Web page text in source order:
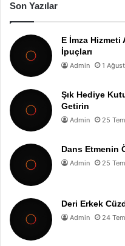
Son Yazılar
E İmza Hizmeti
İpuçları
Admin 1
Şık Hediye
Getirin
Admin 25
Dans Etmenin
Admin 25
Deri Erkek
Admin 24